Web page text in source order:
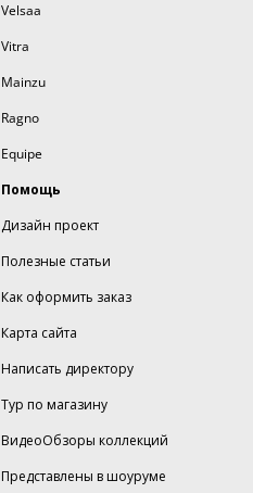
Velsaa
Vitra
Mainzu
Ragno
Equipe
Помощь
Дизайн проект
Полезные статьи
Как оформить заказ
Карта сайта
Написать директору
Тур по магазину
ВидеоОбзоры коллекций
Представлены в шоуруме